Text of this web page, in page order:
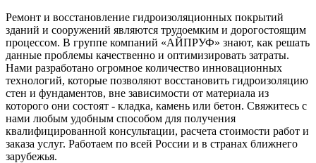
Ремонт и восстановление гидроизоляционных покрытий
зданий и сооружений являются трудоемким и дорогостоящим
процессом. В группе компаний «АЙПРУФ» знают, как решать
данные проблемы качественно и оптимизировать затраты.
Нами разработано огромное количество инновационных
технологий, которые позволяют восстановить гидроизоляцию
стен и фундаментов, вне зависимости от материала из
которого они состоят - кладка, камень или бетон. Свяжитесь с
нами любым удобным способом для получения
квалифицированной консультации, расчета стоимости работ и
заказа услуг. Работаем по всей России и в странах ближнего
зарубежья.